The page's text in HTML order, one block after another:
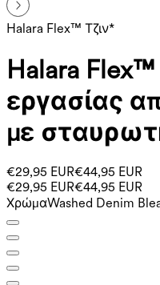
Halara Flex™ Τζιν*
Halara
εργασίας
με
€29,95 EUR€44,95 EUR
€29,95 EUR€44,95 EUR
ΧρώμαWashed Denim